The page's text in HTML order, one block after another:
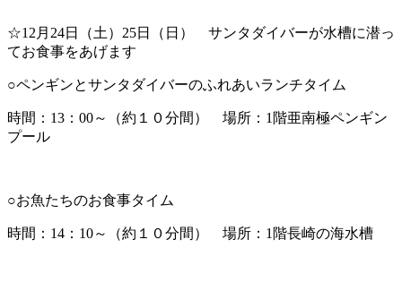
☆12月24日（土）25日（日） サンタダイバーが水槽に潜っ
てお食事をあげます
○ペンギンとサンタダイバーのふれあいランチタイム
時間：13：00～（約１０分間） 場所：1階亜南極ペンギン
プール
○お魚たちのお食事タイム
時間：14：10～（約１０分間） 場所：1階長崎の海水槽